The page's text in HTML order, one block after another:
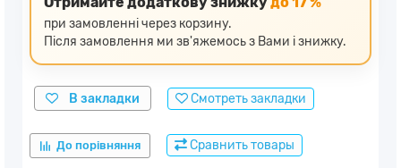
при замовленні через корзину.
Після замовлення ми зв'яжемось з Вами і знижку.
В закладки Смотреть закладки
До порівняння Сравнить товары